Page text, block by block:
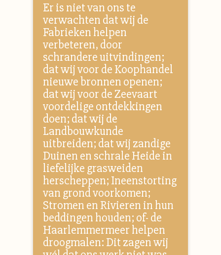
Er is niet van ons te
verwachten dat wij de
Fabrieken helpen
verbeteren, door
schrandere uitvindingen;
dat wij voor de Koophandel
nieuwe bronnen openen;
dat wij voor de Zeevaart
voordelige ontdekkingen
doen; dat wij de
Landbouwkunde
uitbreiden; dat wij zandige
Duinen en schrale Heide in
liefelijke grasweiden
herscheppen; Ineenstorting
van grond voorkomen;
Stromen en Rivieren in hun
beddingen houden; of- de
Haarlemmermeer helpen
droogmalen: Dit zagen wij